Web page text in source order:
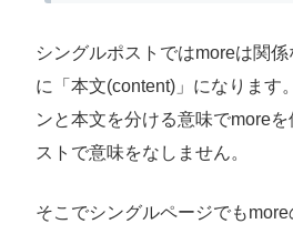
シングルポストではmoreは関
に「本文(content)」になります
ンと本文を分ける意味でmore
ストで意味をなしません。
そこでシングルページでも